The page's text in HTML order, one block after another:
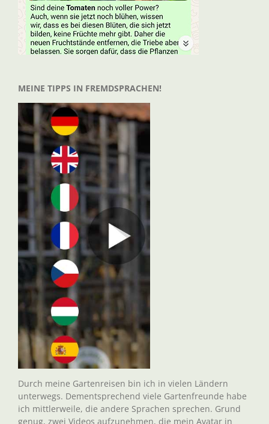
MEINE TIPPS IN FREMDSPRACHEN!
Durch meine Gartenreisen bin ich in vielen Ländern
unterwegs. Dementsprechend viele Gartenfreunde habe
ich mittlerweile, die andere Sprachen sprechen. Grund
genug, zwei Videos aufzunehmen, die mein Avatar in